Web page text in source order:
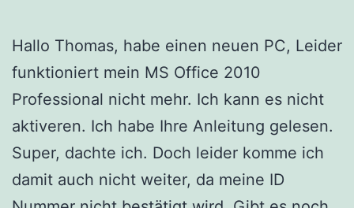
Hallo Thomas, habe einen neuen PC, Leider
funktioniert mein MS Office 2010
Professional nicht mehr. Ich kann es nicht
aktiveren. Ich habe Ihre Anleitung gelesen.
Super, dachte ich. Doch leider komme ich
damit auch nicht weiter, da meine ID